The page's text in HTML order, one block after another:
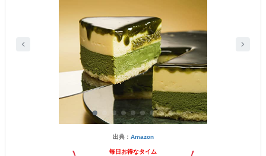
出典： Amazon
毎日お得なタイム